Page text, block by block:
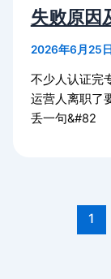
失败原因
2026年6月25日
不少人认证完
运营人离职了
丢一句&#82
1